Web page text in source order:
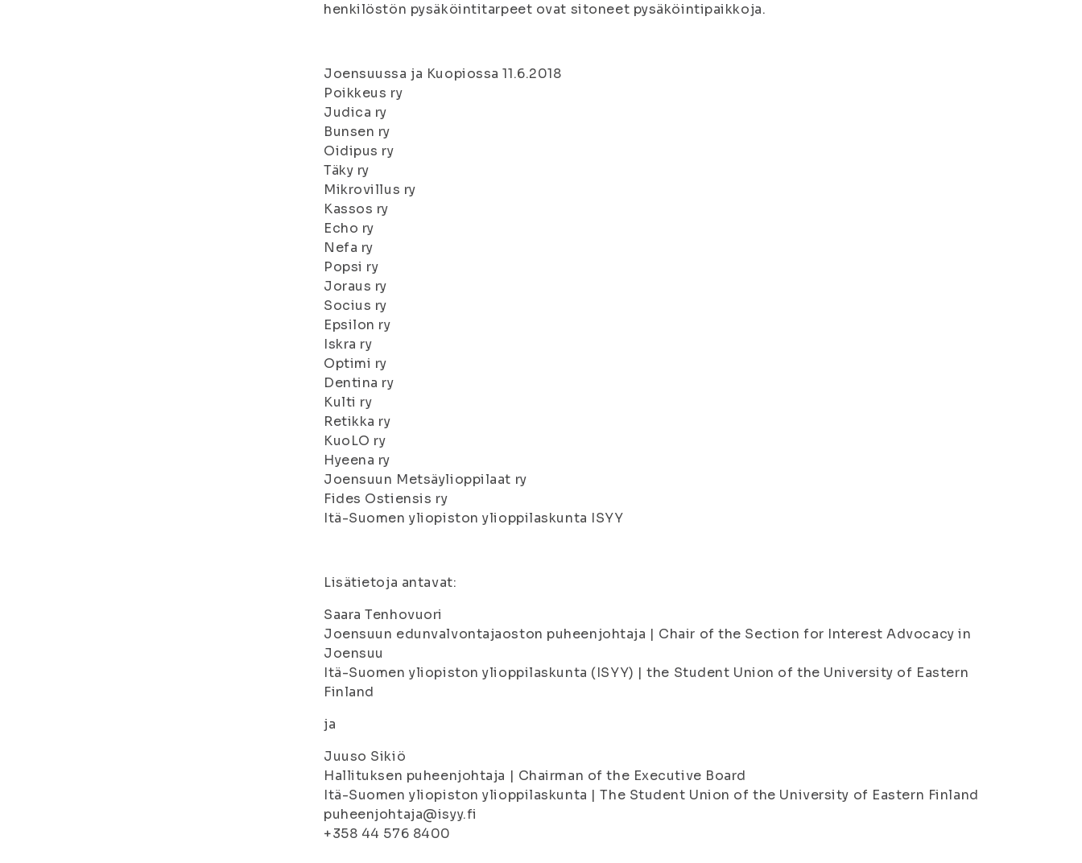
henkilöstön pysäköintitarpeet ovat sitoneet pysäköintipaikkoja.
Joensuussa ja Kuopiossa 11.6.2018
Poikkeus ry
Judica ry
Bunsen ry
Oidipus ry
Täky ry
Mikrovillus ry
Kassos ry
Echo ry
Nefa ry
Popsi ry
Joraus ry
Socius ry
Epsilon ry
Iskra ry
Optimi ry
Dentina ry
Kulti ry
Retikka ry
KuoLO ry
Hyeena ry
Joensuun Metsäylioppilaat ry
Fides Ostiensis ry
Itä-Suomen yliopiston ylioppilaskunta ISYY
Lisätietoja antavat:
Saara Tenhovuori
Joensuun edunvalvontajaoston puheenjohtaja | Chair of the Section for Interest Advocacy in
Joensuu
Itä-Suomen yliopiston ylioppilaskunta (ISYY) | the Student Union of the University of Eastern
Finland
ja
Juuso Sikiö
Hallituksen puheenjohtaja | Chairman of the Executive Board
Itä-Suomen yliopiston ylioppilaskunta | The Student Union of the University of Eastern Finland
puheenjohtaja@isyy.fi
+358 44 576 8400